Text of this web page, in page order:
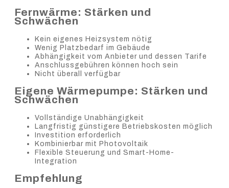
Fernwärme: Stärken und
Schwächen
Kein eigenes Heizsystem nötig
Wenig Platzbedarf im Gebäude
Abhängigkeit vom Anbieter und dessen Tarife
Anschlussgebühren können hoch sein
Nicht überall verfügbar
Eigene Wärmepumpe: Stärken und
Schwächen
Vollständige Unabhängigkeit
Langfristig günstigere Betriebskosten möglich
Investition erforderlich
Kombinierbar mit Photovoltaik
Flexible Steuerung und Smart-Home-
Integration
Empfehlung